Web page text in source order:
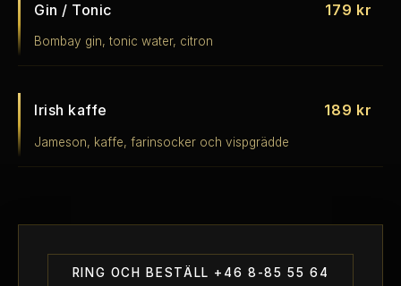
Gin / Tonic 179 kr
Bombay gin, tonic water, citron
Irish kaffe 189 kr
Jameson, kaffe, farinsocker och vispgrädde
RING OCH BESTÄLL +46 8-85 55 64